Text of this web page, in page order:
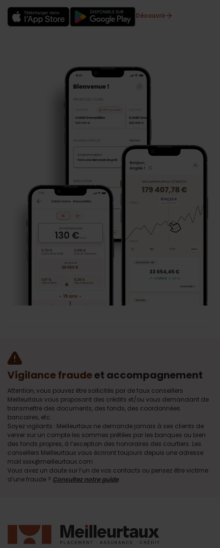
Découvrir
Vigilance fraudeet accompagnement
Attention, vous pouvez être sollicités par de faux conseillers
Meilleurtaux vous proposant des crédits et/ou vous demandant de
transmettre des documents, des fonds, des coordonnées
bancaires, etc.
Soyez vigilants · Meilleurtaux ne demande jamais à ses clients de
verser sur un compte les sommes prêtées par les banques ou bien
des fonds propres, à l’exception des honoraires des courtiers. Les
conseillers Meilleurtaux vous écriront toujours depuis une adresse
mail xxxx@meilleurtaux.com
Vous avez un doute sur l’un de vos contacts ou pensez être victime
d’une fraude ? Consultez notre guide.